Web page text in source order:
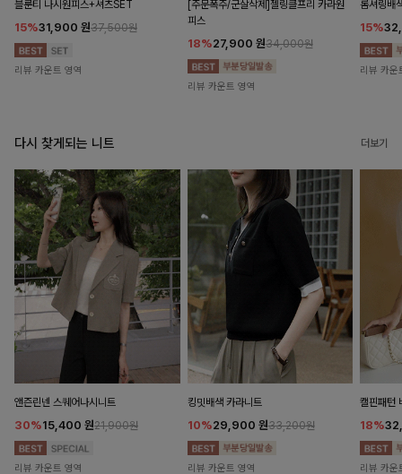
블룬티 나시원피스+셔츠SET
15%31,900 원37,500원
리뷰 카운트 영역
[주문폭주/군살삭제]젤링클프리 카라원
피스
18%27,900 원34,000원
리뷰 카운트 영역
롬셔링배
15%
리뷰 카운
다시 찾게되는 니트 더보기
앤즌린넨 스퀘어나시니트
30%15,400 원21,900원
리뷰 카운트 영역
킹밋배색 카라니트
10%29,900 원33,200원
리뷰 카운트 영역
캘핀패턴
18%
리뷰 카운